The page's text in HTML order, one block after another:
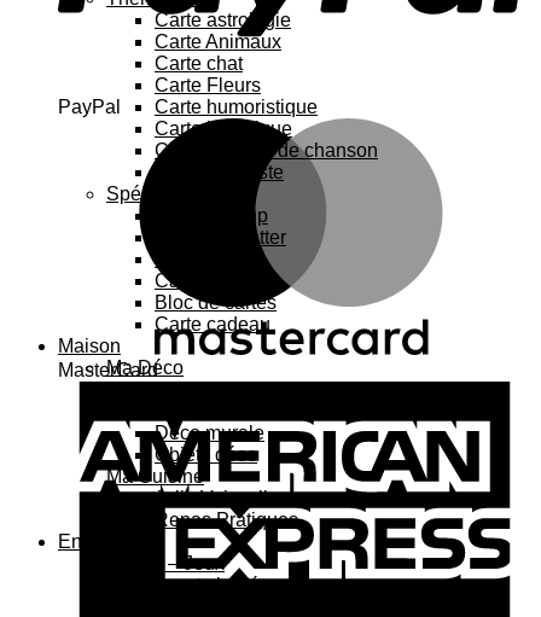
PayPal
MasterCard
Carte astrologie
Carte Animaux
Carte chat
Carte Fleurs
Carte humoristique
Carte botanique
Carte Paroles de chanson
Carte féministe
Spécial
Carte Pop up
Cartes à gratter
Carte à sticker
Bloc de cartes
Carte cadeau
Maison
Ma Déco
Déco murale
Objets déco
Ma Cuisine
Jolie Vaisselle
Repas Pratiques
Enfant
Jouets – Jeux
Jouets bébé